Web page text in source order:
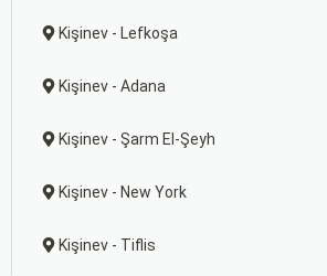
Kişinev - Lefkoşa
Kişinev - Adana
Kişinev - Şarm El-Şeyh
Kişinev - New York
Kişinev - Tiflis